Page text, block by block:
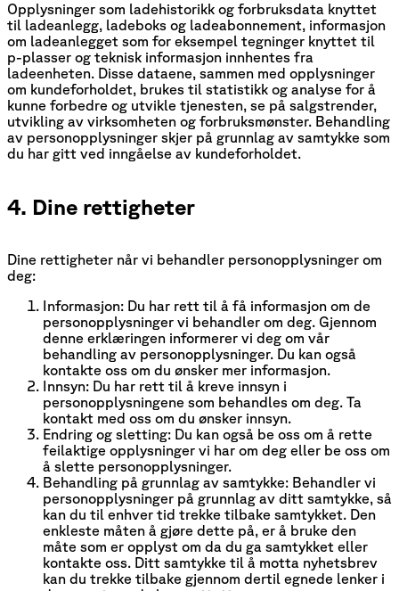
Opplysninger som ladehistorikk og forbruksdata knyttet
til ladeanlegg, ladeboks og ladeabonnement, informasjon
om ladeanlegget som for eksempel tegninger knyttet til
p-plasser og teknisk informasjon innhentes fra
ladeenheten. Disse dataene, sammen med opplysninger
om kundeforholdet, brukes til statistikk og analyse for å
kunne forbedre og utvikle tjenesten, se på salgstrender,
utvikling av virksomheten og forbruksmønster. Behandling
av personopplysninger skjer på grunnlag av samtykke som
du har gitt ved inngåelse av kundeforholdet.
4. Dine rettigheter
Dine rettigheter når vi behandler personopplysninger om
deg:
Informasjon: Du har rett til å få informasjon om de
personopplysninger vi behandler om deg. Gjennom
denne erklæringen informerer vi deg om vår
behandling av personopplysninger. Du kan også
kontakte oss om du ønsker mer informasjon.
Innsyn: Du har rett til å kreve innsyn i
personopplysningene som behandles om deg. Ta
kontakt med oss om du ønsker innsyn.
Endring og sletting: Du kan også be oss om å rette
feilaktige opplysninger vi har om deg eller be oss om
å slette personopplysninger.
Behandling på grunnlag av samtykke: Behandler vi
personopplysninger på grunnlag av ditt samtykke, så
kan du til enhver tid trekke tilbake samtykket. Den
enkleste måten å gjøre dette på, er å bruke den
måte som er opplyst om da du ga samtykket eller
kontakte oss. Ditt samtykke til å motta nyhetsbrev
kan du trekke tilbake gjennom dertil egnede lenker i